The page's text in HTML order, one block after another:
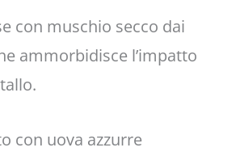
con muschio secco dai
ammorbidisce l’impatto
con uova azzurre